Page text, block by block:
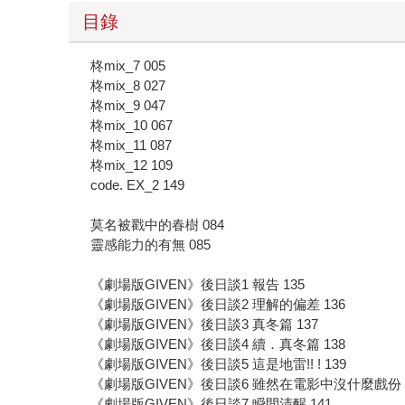
目錄
柊mix_7 005
柊mix_8 027
柊mix_9 047
柊mix_10 067
柊mix_11 087
柊mix_12 109
code. EX_2 149
莫名被戳中的春樹 084
靈感能力的有無 085
《劇場版GIVEN》後日談1 報告 135
《劇場版GIVEN》後日談2 理解的偏差 136
《劇場版GIVEN》後日談3 真冬篇 137
《劇場版GIVEN》後日談4 續．真冬篇 138
《劇場版GIVEN》後日談5 這是地雷!! ! 139
《劇場版GIVEN》後日談6 雖然在電影中沒什麼戲份